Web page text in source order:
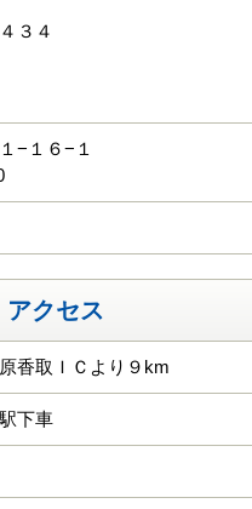
３４
−１６−１
アクセス
香取ＩＣより９km
下車